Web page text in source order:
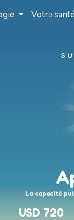
Votre santé
La capacité
USD 720